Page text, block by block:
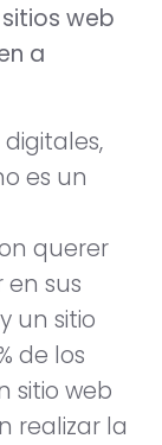
web
a
es un
querer
sus
un sitio
de los
sitio web
realizar la